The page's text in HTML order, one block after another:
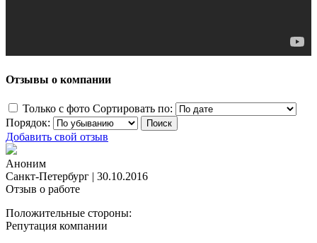
Отзывы о компании
Только с фото Сортировать по:
Порядок:
Добавить свой отзыв
Аноним
Санкт-Петербург | 30.10.2016
Отзыв о работе
Положительные стороны:
Репутация компании